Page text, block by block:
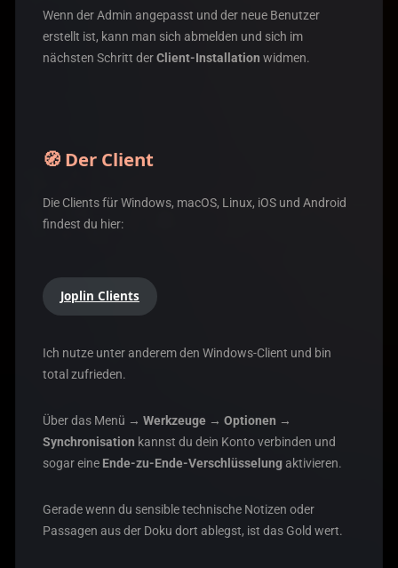
Wenn der Admin angepasst und der neue Benutzer
erstellt ist, kann man sich abmelden und sich im
nächsten Schritt derClient-Installation widmen.
🧭 Der Client
Die Clients für Windows, macOS, Linux, iOS und Android
findest du hier:
Joplin Clients
Ich nutze unter anderem den Windows-Client und bin
total zufrieden.
Über das Menü → Werkzeuge → Optionen →
Synchronisation kannst du dein Konto verbinden und
sogar eine Ende-zu-Ende-Verschlüsselungaktivieren.
Gerade wenn du sensible technische Notizen oder
Passagen aus der Doku dort ablegst, ist das Gold wert.